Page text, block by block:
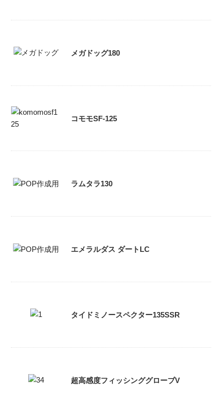
メガドッグ180
コモモSF-125
ラムタラ130
エメラルダス ダートLC
タイドミノースペクター135SSR
超高感度フィッシンググローブV